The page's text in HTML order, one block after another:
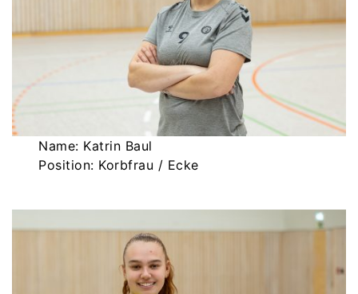
Name: Katrin Baul
Position: Korbfrau / Ecke